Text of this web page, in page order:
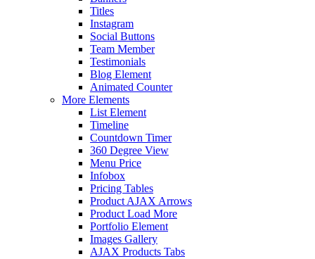
Titles
Instagram
Social Buttons
Team Member
Testimonials
Blog Element
Animated Counter
More Elements
List Element
Timeline
Countdown Timer
360 Degree View
Menu Price
Infobox
Pricing Tables
Product AJAX Arrows
Product Load More
Portfolio Element
Images Gallery
AJAX Products Tabs